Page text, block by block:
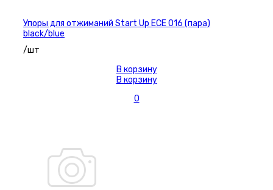
Упоры для отжиманий Start Up ECE 016 (пара)
black/blue
/шт
В корзину
В корзину
0